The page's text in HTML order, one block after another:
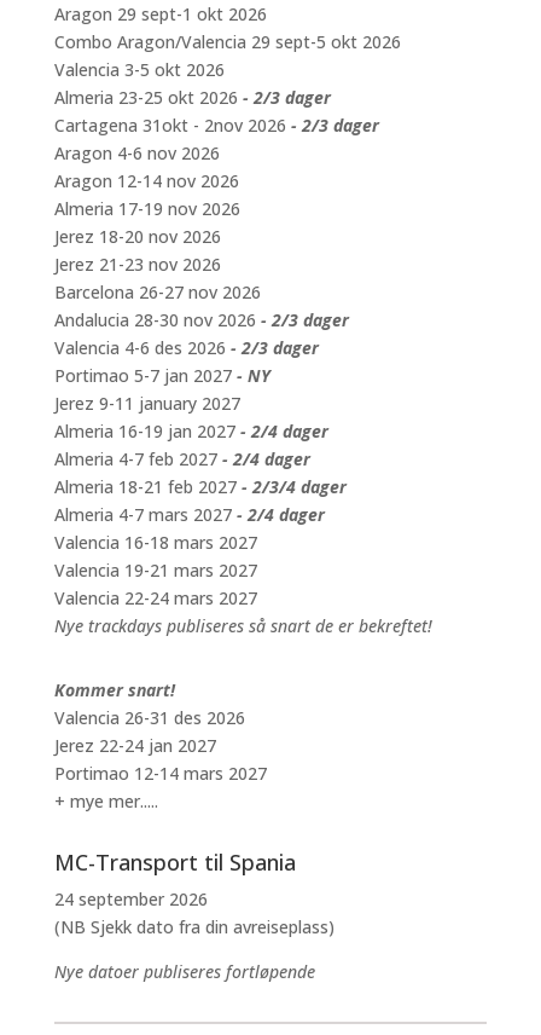
Aragon 29 sept-1 okt 2026
Combo Aragon/Valencia 29 sept-5 okt 2026
Valencia 3-5 okt 2026
Almeria 23-25 okt 2026 - 2/3 dager
Cartagena 31okt - 2nov 2026 - 2/3 dager
Aragon 4-6 nov 2026
Aragon 12-14 nov 2026
Almeria 17-19 nov 2026
Jerez 18-20 nov 2026
Jerez 21-23 nov 2026
Barcelona 26-27 nov 2026
Andalucia 28-30 nov 2026 - 2/3 dager
Valencia 4-6 des 2026 - 2/3 dager
Portimao 5-7 jan 2027 - NY
Jerez 9-11 january 2027
Almeria 16-19 jan 2027 - 2/4 dager
Almeria 4-7 feb 2027 - 2/4 dager
Almeria 18-21 feb 2027 - 2/3/4 dager
Almeria 4-7 mars 2027 - 2/4 dager
Valencia 16-18 mars 2027
Valencia 19-21 mars 2027
Valencia 22-24 mars 2027
Nye trackdays publiseres så snart de er bekreftet!
Kommer snart!
Valencia 26-31 des 2026
Jerez 22-24 jan 2027
Portimao 12-14 mars 2027
+ mye mer.....
MC-Transport til Spania
24 september 2026
(NB Sjekk dato fra din avreiseplass)
Nye datoer publiseres fortløpende